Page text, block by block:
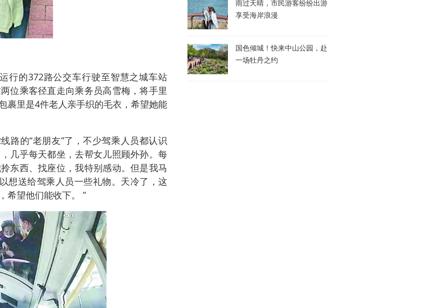
行的372路公交车行驶至智慧之城车站
位乘客径直走向乘务员高雪梅，将手里
裹里是4件老人亲手织的毛衣，希望她能
路的“老朋友”了，不少驾乘人员都认识
几乎每天都坐，去帮女儿照顾外孙。每
东西、找座位，我特别感动。但是我马
想送给驾乘人员一些礼物。天冷了，这
希望他们能收下。 ”
雨过天晴，市民游客纷纷出游
享受海岸浪漫
国色倾城！快来中山公园，赴
一场牡丹之约